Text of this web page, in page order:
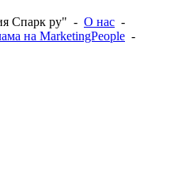
Спарк ру" - О нас -
на MarketingPeople -